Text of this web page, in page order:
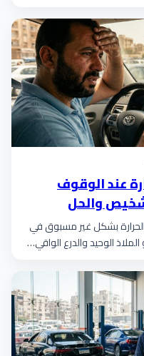
عند الوقوف
والحل
بشكل غير مسبوق في
الوحيد والدرع الواقي…